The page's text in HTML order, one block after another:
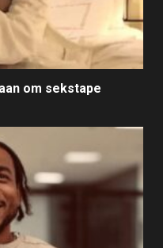
om sekstape